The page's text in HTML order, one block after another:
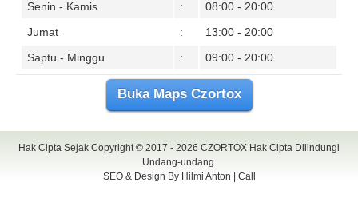
Senin - Kamis
:
08:00 - 20:00
Jumat
:
13:00 - 20:00
Saptu - Minggu
: 09:00 - 20:00
Buka Maps Czortox
Hak Cipta Sejak Copyright © 2017 - 2026 CZORTOX Hak Cipta Dilindungi
Undang-undang.
SEO & Design By Hilmi Anton
Call